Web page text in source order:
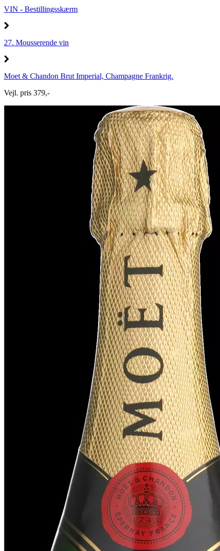
VIN - Bestillingsskærm
27. Mousserende vin
Moet & Chandon Brut Imperial, Champagne Frankrig.
Vejl. pris 379,-